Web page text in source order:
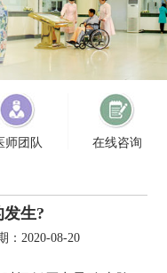
师团队 在线咨询
生?
：2020-08-20